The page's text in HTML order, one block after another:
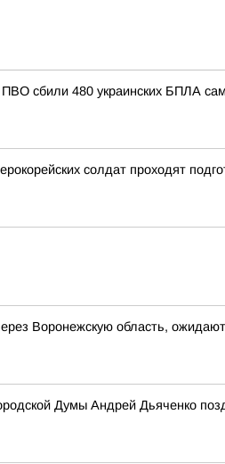
сбили 480 украинских БПЛА
солдат проходят
Воронежскую область,
Думы Андрей Дьяченко